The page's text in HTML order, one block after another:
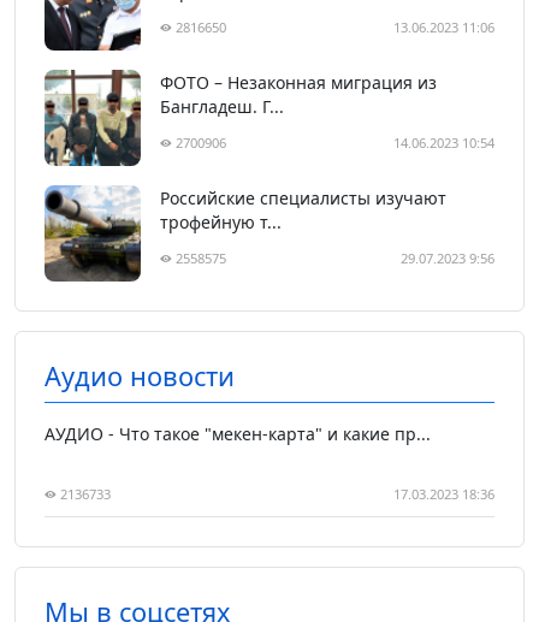
2816650 13.06.2023 11:06
ФОТО – Незаконная миграция из
Бангладеш. Г...
2700906 14.06.2023 10:54
Российские специалисты изучают
трофейную т...
2558575 29.07.2023 9:56
Аудио новости
АУДИО - Что такое "мекен-карта" и какие пр...
2136733 17.03.2023 18:36
Мы в соцсетях